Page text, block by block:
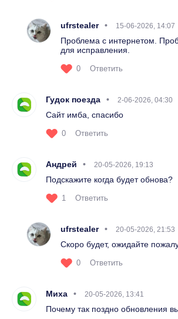
ufrstealer 15-06-2026, 14:07
Проблема с интернетом.
для исправления.
0 Ответить
Гудок поезда 2-06-2026, 04:30
Сайт имба, спасибо
0 Ответить
Андрей 20-05-2026, 19:13
Подскажите когда будет обнова?
1 Ответить
ufrstealer 20-05-2026, 21:53
Скоро будет, ожидайте
0 Ответить
Миха 20-05-2026, 13:41
Почему так поздно обновления